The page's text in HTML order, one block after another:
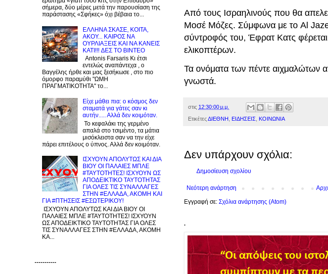
Από τους Ισραηλινούς που θα
Μοσέ Μόζες. Σύμφωνα με το Al
σύντροφός του, Έφρατ Κατς
ελικοπτέρων.
Τα ονόματα των πέντε αιχμαλώτων
γνωστά.
στις 12:30:00 μ.μ.
ΕτικέτεςΔΙΕΘΝΗ ΕΙΔΗΣΕΙΣ ΚΟΙΝΩΝΙΑ
Δεν υπάρχουν σχόλια:
Δημοσίευση σχολίου
Νεότερη ανάρτηση
Εγγραφή σε: Σχόλια ανάρτησης (Atom)
.
σήμερα, δύο μέρες μετά την παρουσίαση της
παράστασης «Σφήκες» όχι βέβαια το...
EΛΛΗΝΑ ΣΚΑΣΕ, ΚΟΙΤΑ,
ΑΚΟΥ... ΚΑΙΡΟΣ ΝΑ
ΟΥΡΛIAΞΕΙΣ ΚΑΙ ΝΑ ΚΑΝΕΙΣ
KATI!!! ΔΕΣ TO BINTEO
Antonis Farsaris Κι έτσι
εντελώς αναπάντεχα , ο
Βαγγέλης ήρθε και μας ξεσήκωσε , στο πιο
όμορφο παραμύθι "ΩΜΗ
ΠΡΑΓΜΑΤΙΚΟΤΗΤΑ" το...
Είχε μάθει πια: ο κόσμος δεν
σταματά για γάτες σαν κι
αυτήν..... Αλλά δεν κοιμόταν.
Το κεφαλάκι της γερμένο
απαλά στο τσιμέντο, τα μάτια
μισόκλειστα σαν να την είχε
πάρει επιτέλους ο ύπνος. Αλλά δεν κοιμόταν.
ΙΣΧΥΟΥΝ ΑΠΟΛΥΤΩΣ ΚΑΙ ΔΙΑ
ΒΙΟΥ ΟΙ ΠΑΛΑΙΕΣ ΜΠΛΕ
#ΤΑΥΤΟΤΗΤΕΣ! ΙΣΧΥΟΥΝ ΩΣ
ΑΠΟΔΕΙΚΤΙΚΟ ΤΑΥΤΟΤΗΤΑΣ
ΓΙΑ ΟΛΕΣ ΤΙΣ ΣΥΝΑΛΛΑΓΕΣ
ΣΤΗΝ #ΕΛΛΑΔΑ, ΑΚΟΜΗ ΚΑΙ
ΓΙΑ #ΠΤΗΣΕΙΣ #ΕΣΩΤΕΡΙΚΟΥ!
ΙΣΧΥΟΥΝ ΑΠΟΛΥΤΩΣ ΚΑΙ ΔΙΑ ΒΙΟΥ ΟΙ
ΠΑΛΑΙΕΣ ΜΠΛΕ #ΤΑΥΤΟΤΗΤΕΣ! ΙΣΧΥΟΥΝ
ΩΣ ΑΠΟΔΕΙΚΤΙΚΟ ΤΑΥΤΟΤΗΤΑΣ ΓΙΑ ΟΛΕΣ
ΤΙΣ ΣΥΝΑΛΛΑΓΕΣ ΣΤΗΝ #ΕΛΛΑΔΑ, ΑΚΟΜΗ
ΚΑ...
-----------